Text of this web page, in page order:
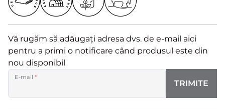
Vă rugăm să adăugați adresa dvs. de e-mail aici
pentru a primi o notificare când produsul este din
nou disponibil
E-mail*
TRIMITE